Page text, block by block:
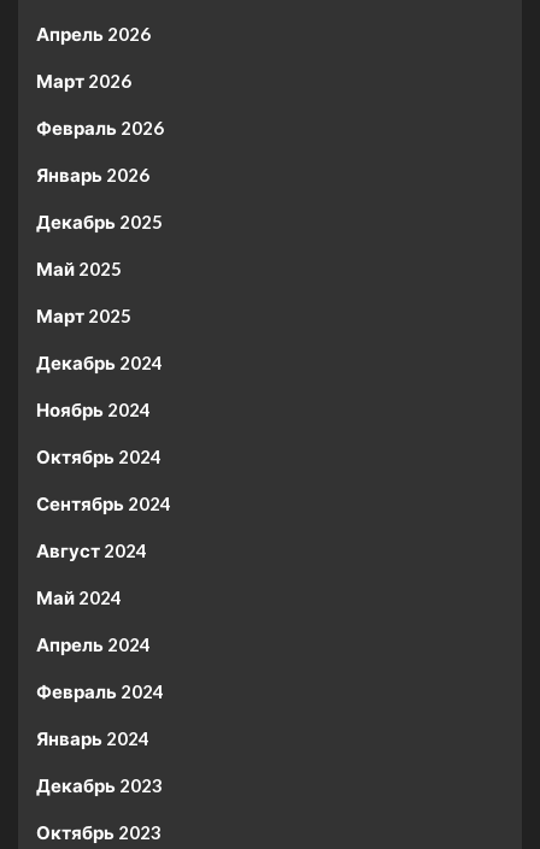
Апрель 2026
Март 2026
Февраль 2026
Январь 2026
Декабрь 2025
Май 2025
Март 2025
Декабрь 2024
Ноябрь 2024
Октябрь 2024
Сентябрь 2024
Август 2024
Май 2024
Апрель 2024
Февраль 2024
Январь 2024
Декабрь 2023
Октябрь 2023